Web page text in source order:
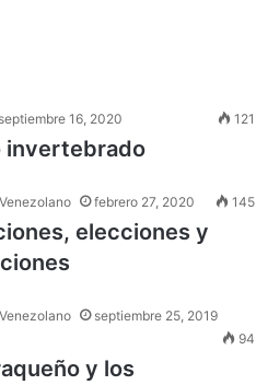
septiembre 16, 2020 121
invertebrado
febrero 27, 2020 145
elecciones y
septiembre 25, 2019
94
y los